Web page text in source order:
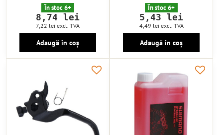
În stoc 6+
8,74 lei
7,22 lei excl. TVA
Adaugă în coș
În stoc 6+
5,43 lei
4,49 lei excl. TVA
Adaugă în coș